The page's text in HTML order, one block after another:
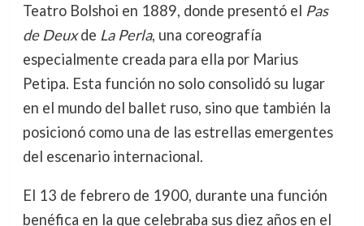
Teatro Bolshoi en 1889, donde presentó el Pas
de Deuxde La Perla, una coreografía
especialmente creada para ella por Marius
Petipa. Esta función no solo consolidó su lugar
en el mundo del ballet ruso, sino que también la
posicionó como una de las estrellas emergentes
del escenario internacional.
El 13 de febrero de 1900, durante una función
benéfica en la que celebraba sus diez años en el